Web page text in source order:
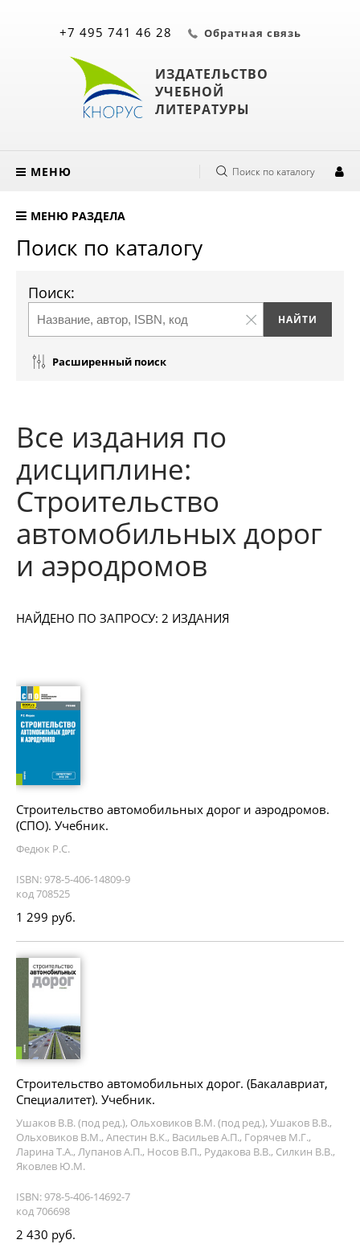
ИЗДАТЕЛЬСТВО
УЧЕБНОЙ
ЛИТЕРАТУРЫ
+7 495 741 46 28 Обратная связь
МЕНЮ Поиск по каталогу
МЕНЮ РАЗДЕЛА
Поиск по каталогу
Поиск:
Расширенный поиск
Все издания по
дисциплине:
Строительство
автомобильных дорог
и аэродромов
НАЙДЕНО ПО ЗАПРОСУ: 2 ИЗДАНИЯ
Строительство автомобильных дорог и аэродромов.
(СПО). Учебник.
Федюк Р.С.
ISBN: 978-5-406-14809-9
код 708525
1 299 руб.
Строительство автомобильных дорог. (Бакалавриат,
Специалитет). Учебник.
Ушаков В.В. (под ред.), Ольховиков В.М. (под ред.), Ушаков В.В.,
Ольховиков В.М., Апестин В.К., Васильев А.П., Горячев М.Г.,
Ларина Т.А., Лупанов А.П., Носов В.П., Рудакова В.В., Силкин В.В.,
Яковлев Ю.М.
ISBN: 978-5-406-14692-7
код 706698
2 430 руб.